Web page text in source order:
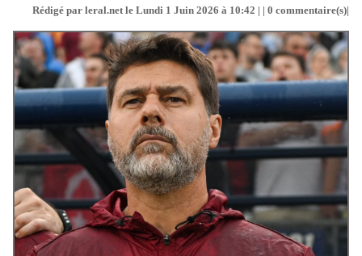
Rédigé par leral.net le Lundi 1 Juin 2026 à 10:42 | | 0 commentaire(s)|